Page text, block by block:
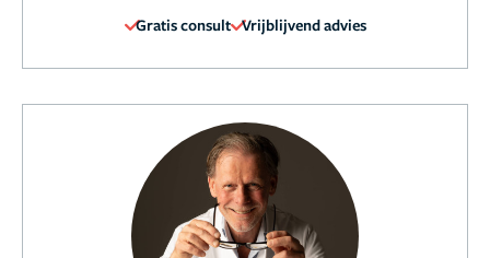
Gratis consult Vrijblijvend advies